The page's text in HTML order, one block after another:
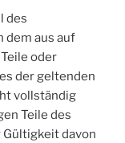
des
dem aus auf
oder
der geltenden
vollständig
Teile des
davon